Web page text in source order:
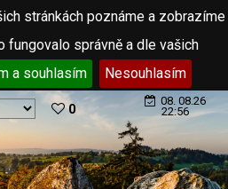
stránkách poznáme a zobrazíme
fungovalo správně a dle vašich
a souhlasím Nesouhlasím
0
08. 08.26
22:56